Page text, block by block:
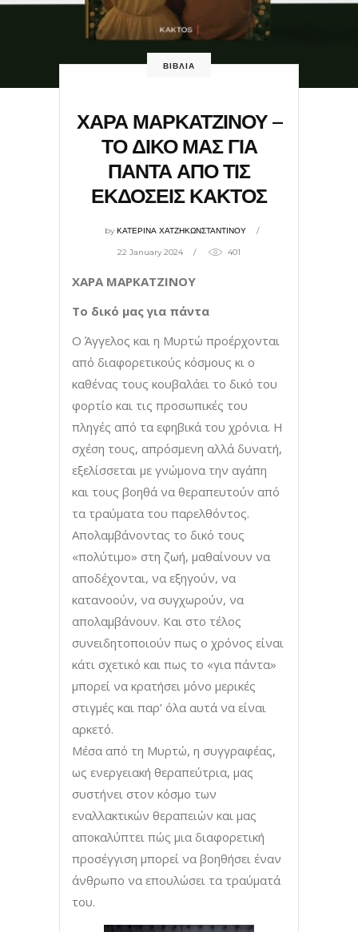
ΒΙΒΛΙΑ
ΧΑΡΑ ΜΑΡΚΑΤΖΙΝΟΥ –
ΤΟ ΔΙΚΟ ΜΑΣ ΓΙΑ
ΠΑΝΤΑ ΑΠΟ ΤΙΣ
ΕΚΔΟΣΕΙΣ ΚΑΚΤΟΣ
byΚΑΤΕΡΙΝΑ ΧΑΤΖΗΚΩΝΣΤΑΝΤΙΝΟΥ
22 January 2024 401
ΧΑΡΑ ΜΑΡΚΑΤΖΙΝΟΥ
Το δικό μας για πάντα
Ο Άγγελος και η Μυρτώ προέρχονται
από διαφορετικούς κόσμους κι ο
καθένας τους κουβαλάει το δικό του
φορτίο και τις προσωπικές του
πληγές από τα εφηβικά του χρόνια. Η
σχέση τους, απρόσμενη αλλά δυνατή,
εξελίσσεται με γνώμονα την αγάπη
και τους βοηθά να θεραπευτούν από
τα τραύματα του παρελθόντος.
Απολαμβάνοντας το δικό τους
«πολύτιμο» στη ζωή, μαθαίνουν να
αποδέχονται, να εξηγούν, να
κατανοούν, να συγχωρούν, να
απολαμβάνουν. Και στο τέλος
συνειδητοποιούν πως ο χρόνος είναι
κάτι σχετικό και πως το «για πάντα»
μπορεί να κρατήσει μόνο μερικές
στιγμές και παρ’ όλα αυτά να είναι
αρκετό.
Μέσα από τη Μυρτώ, η συγγραφέας,
ως ενεργειακή θεραπεύτρια, μας
συστήνει στον κόσμο των
εναλλακτικών θεραπειών και μας
αποκαλύπτει πώς μια διαφορετική
προσέγγιση μπορεί να βοηθήσει έναν
άνθρωπο να επουλώσει τα τραύματά
του.